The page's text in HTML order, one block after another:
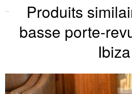
Produits
basse porte-
Ibiza